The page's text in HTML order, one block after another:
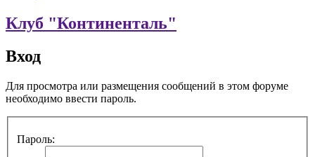
Клуб "Континенталь"
Вход
Для просмотра или размещения сообщений в этом форуме
необходимо ввести пароль.
Пароль: